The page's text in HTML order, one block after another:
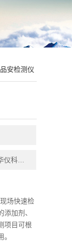
安检测仪
场快速检
加剂、
项目可根